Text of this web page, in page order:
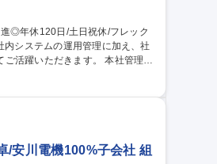
ただきます。 本社管理室
・労務、調達・購買、ファシリテ
名古屋/ITイ
/安川電機100%子会社 組